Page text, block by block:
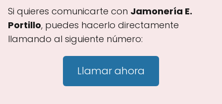
Si quieres comunicarte con Jamonería E.
Portillo, puedes hacerlo directamente
llamando al siguiente número:
Llamar ahora